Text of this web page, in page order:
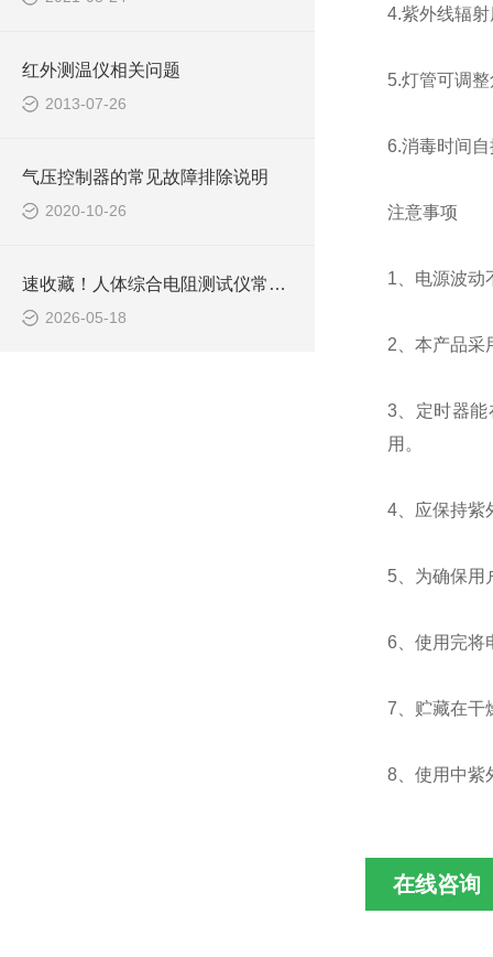
红外测温仪相关问题
2013-07-26
气压控制器的常见故障排除说明
2020-10-26
速收藏！人体综合电阻测试仪常见故障的解决方法分享
2026-05-18
4.紫外线辐
5.灯管可调整
6.消毒时间
注意事项
1、电源波动
2、本产品采
3、定时器
用。
4、应保持紫
5、为确保用
6、使用完将
7、贮藏在干
8、使用中紫
在线咨询